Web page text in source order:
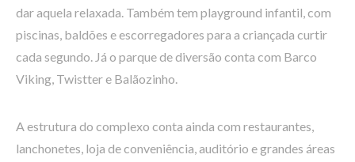
dar aquela relaxada. Também tem playground infantil, com
piscinas, baldões e escorregadores para a criançada curtir
cada segundo. Já o parque de diversão conta com Barco
Viking, Twistter e Balãozinho.
A estrutura do complexo conta ainda com restaurantes,
lanchonetes, loja de conveniência, auditório e grandes áreas